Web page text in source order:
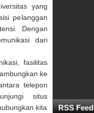
yang
pelanggan
Dengan
dari
fasilitas
ke
telepon
situs
kita
RSS Feed